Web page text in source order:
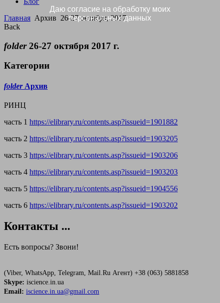
Даю согласие на обработку моих
персональных данных
Главная Архив 26-27 октября, 2017
Back
folder 26-27 октября 2017 г.
Категории
folder Архив
РИНЦ
часть 1 https://elibrary.ru/contents.asp?issueid=1901882
часть 2 https://elibrary.ru/contents.asp?issueid=1903205
часть 3 https://elibrary.ru/contents.asp?issueid=1903206
часть 4 https://elibrary.ru/contents.asp?issueid=1903203
часть 5 https://elibrary.ru/contents.asp?issueid=1904556
часть 6 https://elibrary.ru/contents.asp?issueid=1903202
Контакты ...
Есть вопросы? Звони!
(Viber, WhatsApp, Telegram, Mail.Ru Агент) +38 (063) 5881858
Skype: iscience.in.ua
Email: iscience.in.ua@gmail.com